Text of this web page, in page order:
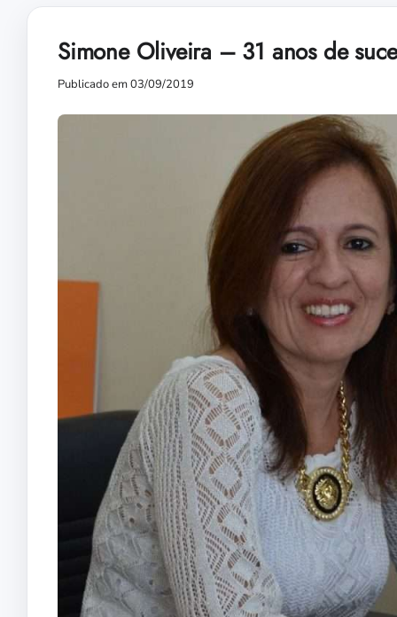
Simone Oliveira – 31 anos de
Publicado em 03/09/2019